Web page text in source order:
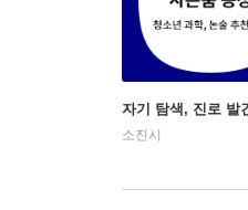
자기 탐색, 진로 발
소진시